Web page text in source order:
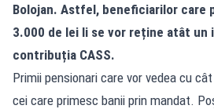
Bolojan. Astfel, beneficiarilor care
3.000 de lei li se vor reține atât un
contribuția CASS.
Primii pensionari care vor vedea cu
cei care primesc banii prin mandat.